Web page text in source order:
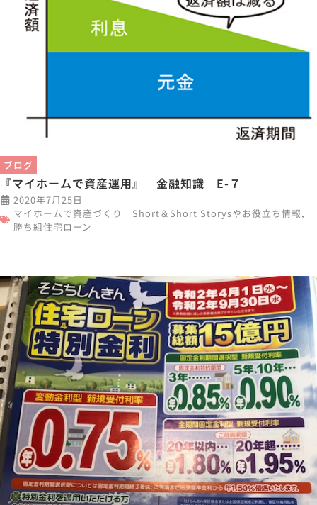
ブログ
『マイホームで資産運用』 金融知識 E-７
2020年7月25日
マイホームで資産づくり Short＆Short Storysやお役立ち情報,
勝ち組住宅ローン